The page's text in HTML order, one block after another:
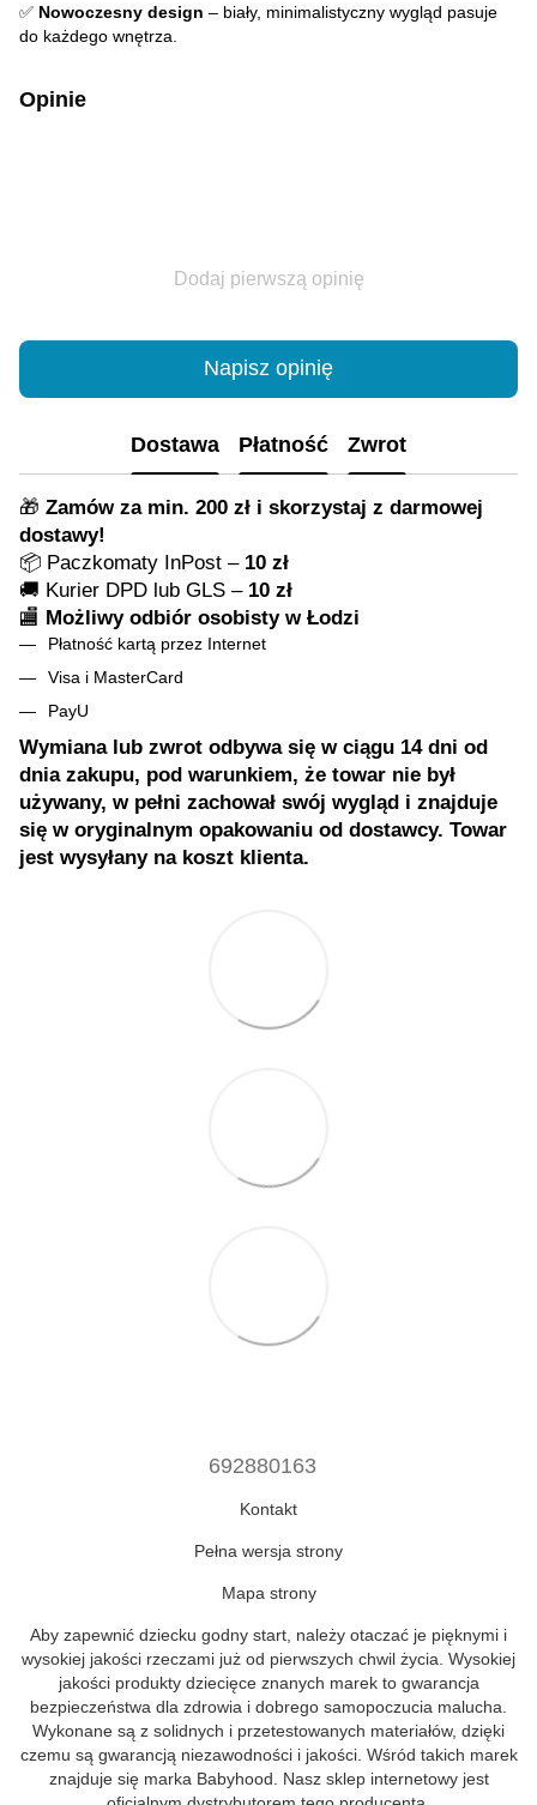
✅ Nowoczesny design – biały, minimalistyczny wygląd pasuje
do każdego wnętrza.
Opinie
Dodaj pierwszą opinię
Napisz opinię
Dostawa Płatność Zwrot
🎁 Zamów za min. 200 zł i skorzystaj z darmowej
dostawy!
📦 Paczkomaty InPost – 10 zł
🚚 Kurier DPD lub GLS – 10 zł
🏬 Możliwy odbiór osobisty w Łodzi
Płatność kartą przez Internet
Visa i MasterCard
PayU
Wymiana lub zwrot odbywa się w ciągu 14 dni od
dnia zakupu, pod warunkiem, że towar nie był
używany, w pełni zachował swój wygląd i znajduje
się w oryginalnym opakowaniu od dostawcy. Towar
jest wysyłany na koszt klienta.
692880163
Kontakt
Pełna wersja strony
Mapa strony
Aby zapewnić dziecku godny start, należy otaczać je pięknymi i
wysokiej jakości rzeczami już od pierwszych chwil życia. Wysokiej
jakości produkty dziecięce znanych marek to gwarancja
bezpieczeństwa dla zdrowia i dobrego samopoczucia malucha.
Wykonane są z solidnych i przetestowanych materiałów, dzięki
czemu są gwarancją niezawodności i jakości. Wśród takich marek
znajduje się marka Babyhood. Nasz sklep internetowy jest